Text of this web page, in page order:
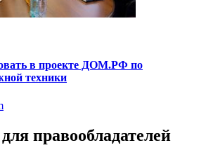
в проекте ДОМ.РФ по
техники
правообладателей